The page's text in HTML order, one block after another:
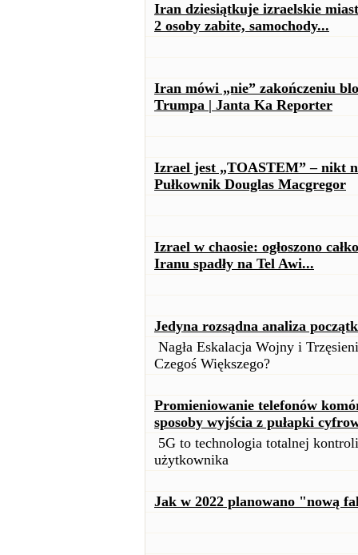
Iran dziesiątkuje izraelskie
2 osoby zabite, samochody...
Iran mówi „nie” zakończeniu
Trumpa | Janta Ka Reporter
Izrael jest „TOASTEM” – nikt
Pułkownik Douglas Macgregor
Izrael w chaosie: ogłoszono
Iranu spadły na Tel Awi...
Jedyna rozsądna analiza
Nagła Eskalacja Wojny i
Czegoś Większego?
Promieniowanie telefonów
sposoby wyjścia z pułapki
5G to technologia totalnej
użytkownika
Jak w 2022 planowano "nową